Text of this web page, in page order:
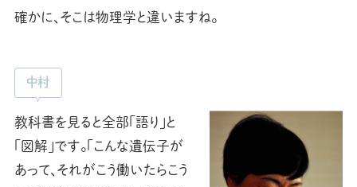
確かに、そこは物理学と違いますね。
中村
教科書を見ると全部「語り」と
「図解」です。「こんな遺伝子が
あって、それがこう働いたらこう